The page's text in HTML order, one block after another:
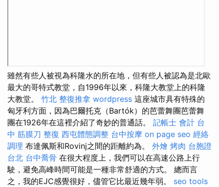
雖然有些人被視為科隆水的所在地，但有些人被認為是北歐
最大的哥特式教堂，自1996年以來，科隆大教堂上的科隆
大教堂。 竹北 整復推拿 wordpress 這座城市具有特殊的
匈牙利方面，因為巴爾托克（Bartók）的芭蕾舞團芭蕾舞
團在1926年在這裡介紹了奇妙的普通話。 記帳士 會計 台
中 筋膜刀 整復 西屯體態調整 台中按摩 on page seo 經絡
調理 布達佩斯和Rovinj之間的距離約為。 外燴 烤肉 台胞證
台北 台中喬骨 在很大程度上，我們可以在高速公路上行
駛，避免高峰時間可能是一種非常舒適的方式。 總而言
之，我的EJC感覺很好，儘管它比最近幾年弱。 seo tools